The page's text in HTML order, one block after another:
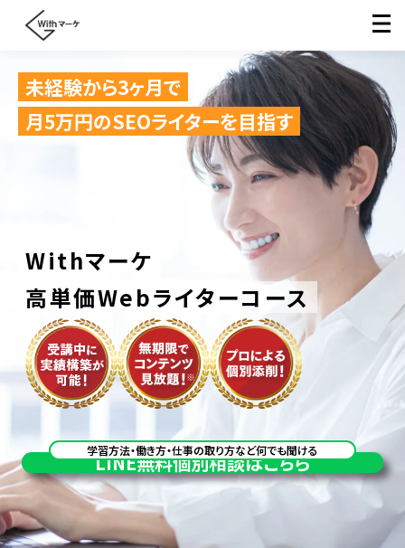
未経験から3ヶ月で
月5万円のSEOライターを目指す
Withマーケ
高単価Webライターコース
学習方法・働き方・仕事の取り方など何でも聞ける
LINE無料個別相談はこちら